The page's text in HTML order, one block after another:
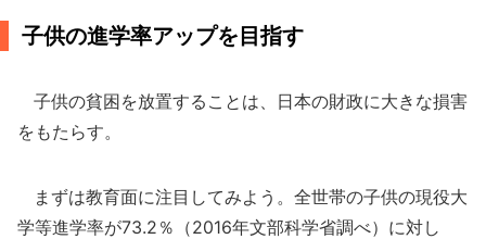
子供の進学率アップを目指す
子供の貧困を放置することは、日本の財政に大きな損害
をもたらす。
まずは教育面に注目してみよう。全世帯の子供の現役大
学等進学率が73.2％（2016年文部科学省調べ）に対し